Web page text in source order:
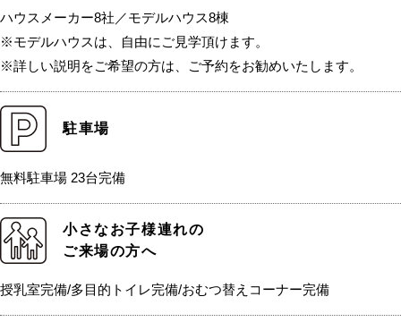
ハウスメーカー8社／モデルハウス8棟
※モデルハウスは、自由にご見学頂けます。
※詳しい説明をご希望の方は、ご予約をお勧めいたします。
駐車場
無料駐車場 23台完備
小さなお子様連れの
ご来場の方へ
授乳室完備/多目的トイレ完備/おむつ替えコーナー完備